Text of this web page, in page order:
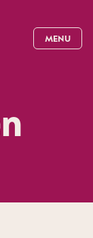
MENU